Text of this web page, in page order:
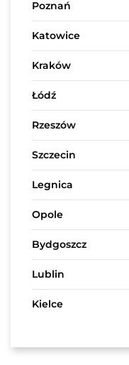
Poznań
Katowice
Kraków
Łódź
Rzeszów
Szczecin
Legnica
Opole
Bydgoszcz
Lublin
Kielce